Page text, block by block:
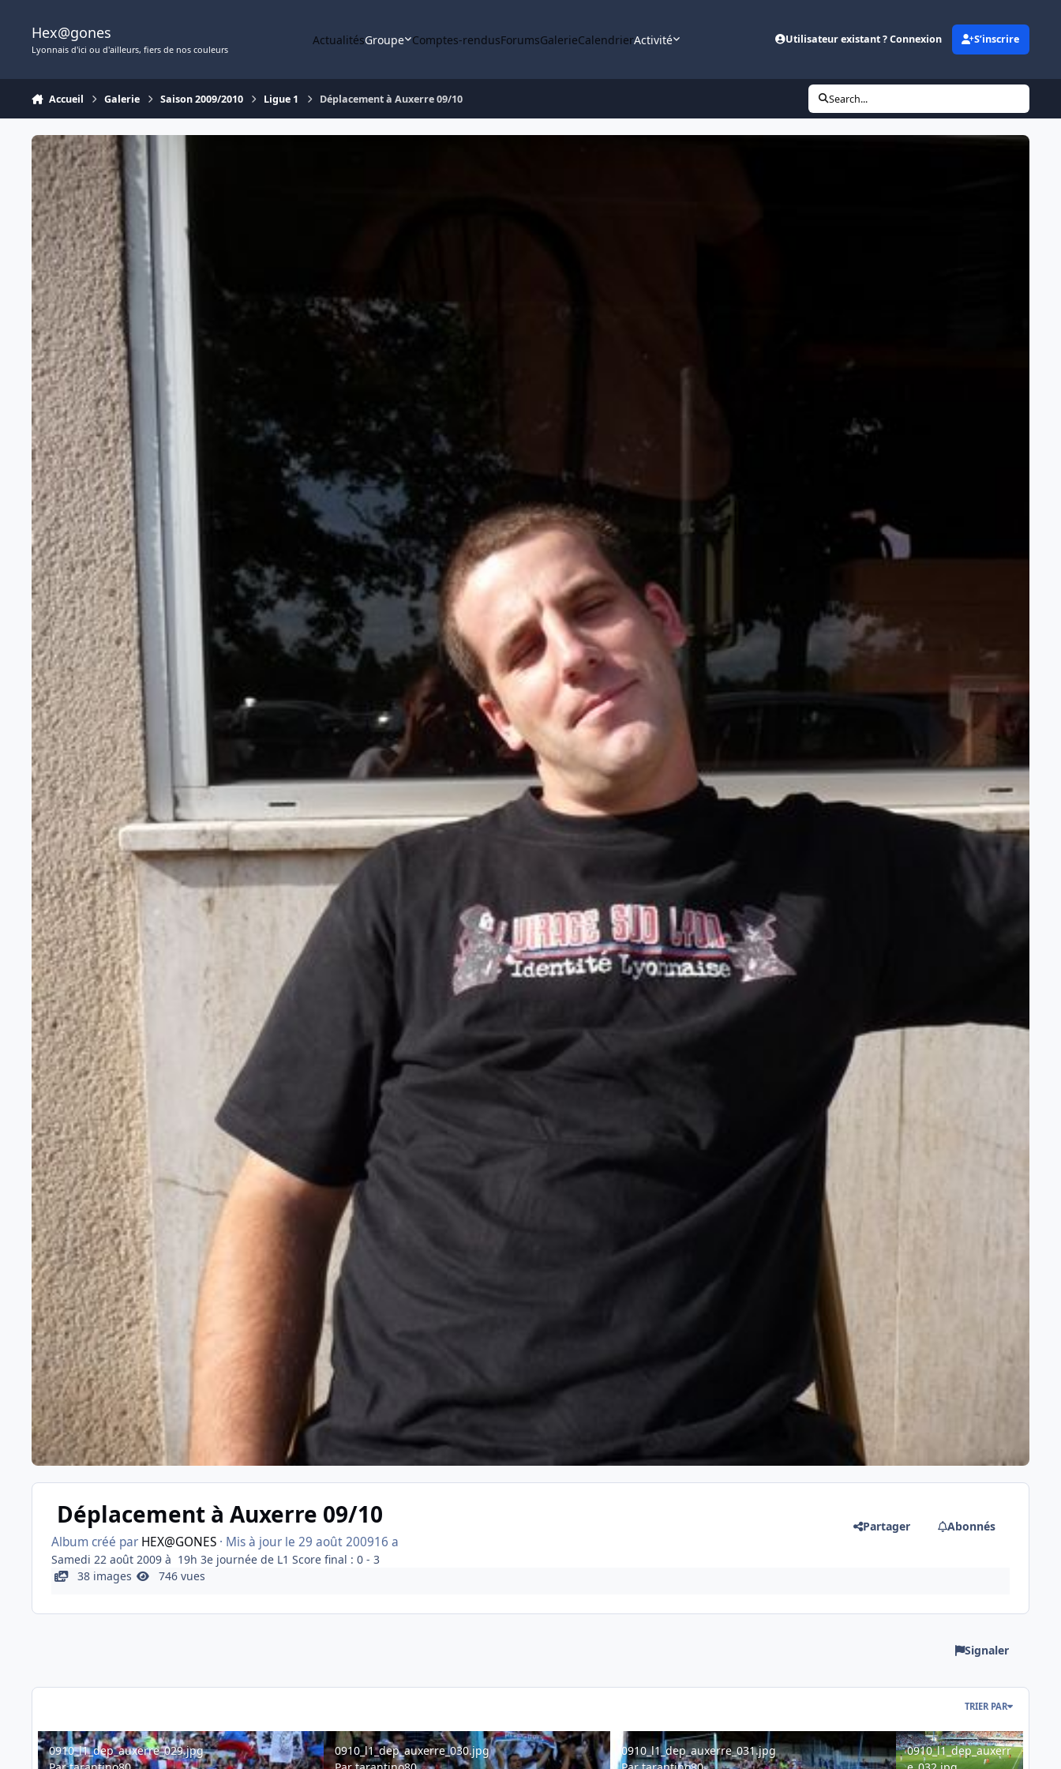
Hex@gones
Lyonnais d'ici ou d'ailleurs, fiers de nos couleurs
ActualitésGroupe Comptes-rendusForumsGalerieCalendrierActivité Utilisateur existant ? Connexion S’inscrire
Accueil Galerie Saison 2009/2010 Ligue 1 Déplacement à Auxerre 09/10 Search...
Déplacement à Auxerre 09/10
Album créé par HEX@GONES· Mis à jour le 29 août 200916 a
Partager Abonnés
Samedi 22 août 2009 à 19h 3e journée de L1 Score final : 0 - 3
38 images
746 vues
Signaler
TRIER PAR
0910_l1_dep_auxerre_029.jpg
0910_l1_dep_auxerre_029.jpg
0910_l1_dep_auxerre_030.jpg
0910_l1_dep_auxerre_030.jpg
0910_l1_dep_auxerre_031.jpg
0910_l1_dep_auxerre_031.jpg
0910_l1_dep_auxerre_032.jpg
0910_l1_dep_auxerr